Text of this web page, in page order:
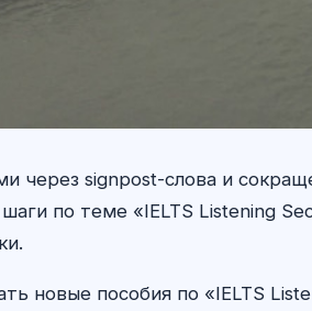
через signpost-слова и
по теме «IELTS Listening
новые пособия по «IELTS